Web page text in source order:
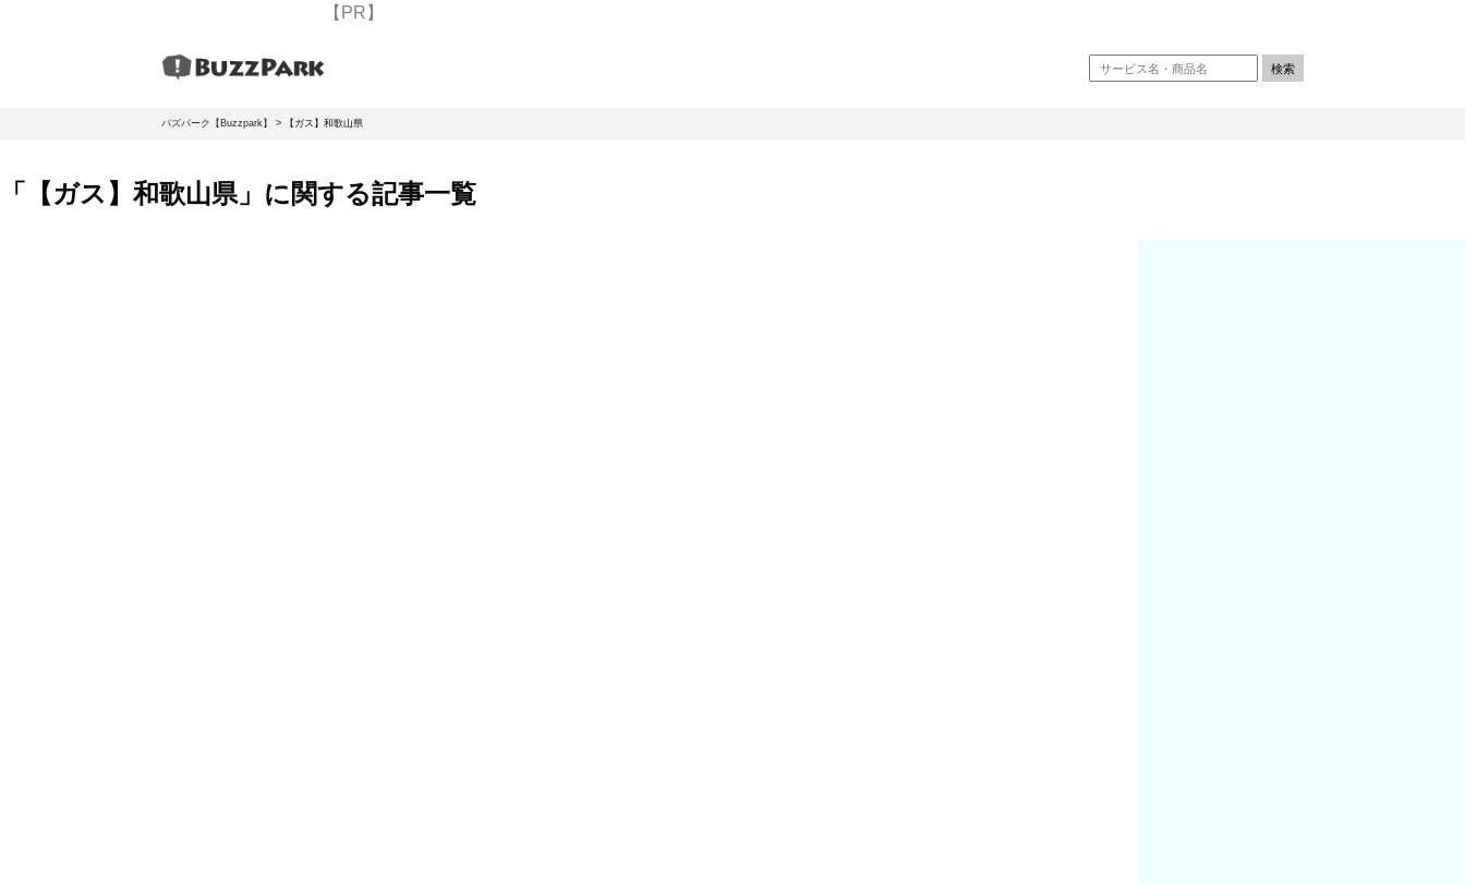
【PR】
バズパーク【Buzzpark】 > 【ガス】和歌山県
「【ガス】和歌山県」に関する記事一覧